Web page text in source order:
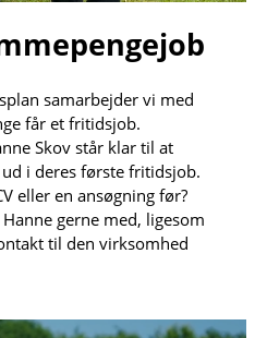
samarbejder vi med
får et fritidsjob.
Skov står klar til at
i deres første fritidsjob.
eller en ansøgning før?
gerne med, ligesom
til den virksomhed